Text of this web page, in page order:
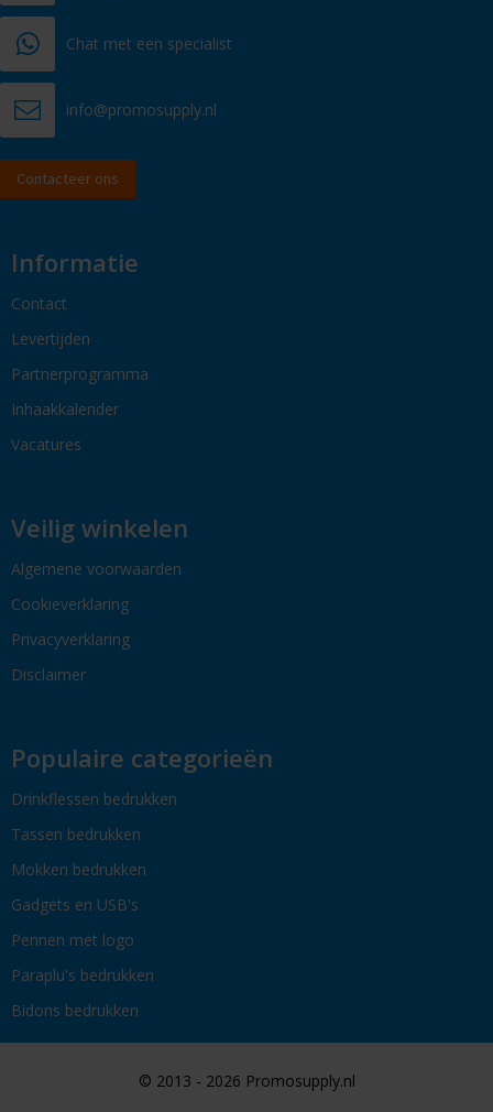
Chat met een specialist
info@promosupply.nl
Contacteer ons
Informatie
Contact
Levertijden
Partnerprogramma
Inhaakkalender
Vacatures
Veilig winkelen
Algemene voorwaarden
Cookieverklaring
Privacyverklaring
Disclaimer
Populaire categorieën
Drinkflessen bedrukken
Tassen bedrukken
Mokken bedrukken
Gadgets en USB's
Pennen met logo
Paraplu's bedrukken
Bidons bedrukken
© 2013 - 2026 Promosupply.nl